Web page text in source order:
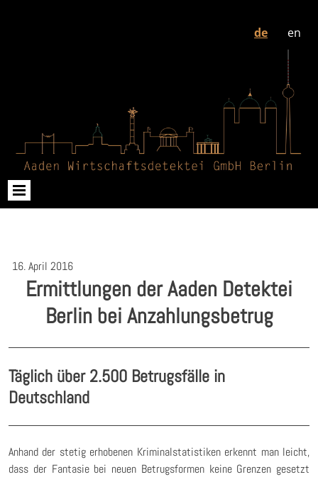
de en
16. April 2016
Ermittlungen der Aaden Detektei
Berlin bei Anzahlungsbetrug
Täglich über 2.500 Betrugsfälle in
Deutschland
Anhand der stetig erhobenen Kriminalstatistiken erkennt man leicht,
dass der Fantasie bei neuen Betrugsformen keine Grenzen gesetzt